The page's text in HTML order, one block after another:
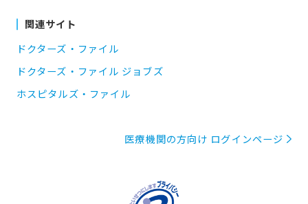
関連サイト
ドクターズ・ファイル
ドクターズ・ファイル ジョブズ
ホスピタルズ・ファイル
医療機関の方向け ログインページ